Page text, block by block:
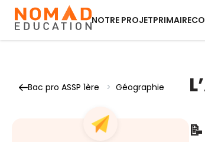
NOTRE PROJETPRIMAIRE
Bac pro ASSP 1ère > Géographie